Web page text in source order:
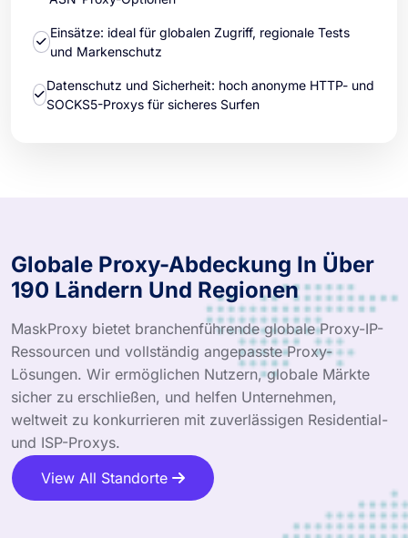
Einsätze: ideal für globalen Zugriff, regionale Tests
und Markenschutz
Datenschutz und Sicherheit: hoch anonyme HTTP- und
SOCKS5-Proxys für sicheres Surfen
Globale Proxy-Abdeckung In Über
190 Ländern Und Regionen
MaskProxy bietet branchenführende globale Proxy-IP-
Ressourcen und vollständig angepasste Proxy-
Lösungen. Wir ermöglichen Nutzern, globale Märkte
sicher zu erschließen, und helfen Unternehmen,
weltweit zu konkurrieren mit zuverlässigen Residential-
und ISP-Proxys.
View All Standorte